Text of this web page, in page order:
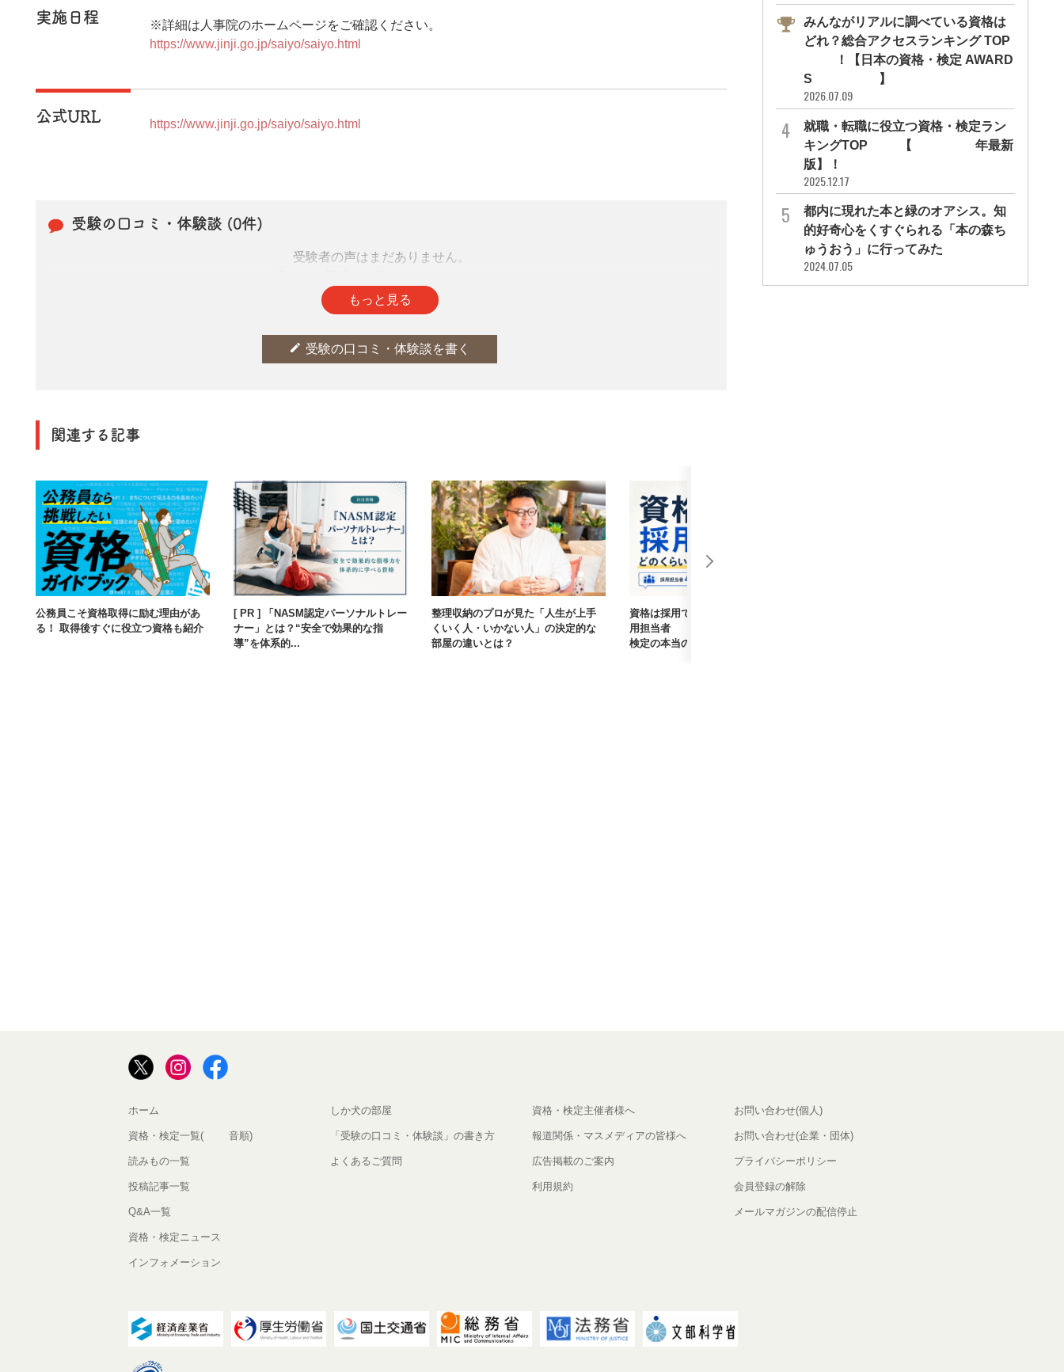
実施日程
※詳細は人事院のホームページをご確認ください。
https://www.jinji.go.jp/saiyo/saiyo.html
公式URL https://www.jinji.go.jp/saiyo/saiyo.html
受験の口コミ・体験談 (0件)
受験者の声はまだありません。
もっと見る
edit 受験の口コミ・体験談を書く
関連する記事
公務員こそ資格取得に励む理由があ
る！ 取得後すぐに役立つ資格も紹介
[ PR ] 「NASM認定パーソナルトレー
ナー」とは？“安全で効果的な指
導”を体系的...
整理収納のプロが見た「人生が上手
くいく人・いかない人」の決定的な
部屋の違いとは？
資格は採用で本当に評価される？採
用担当者405人に聞いた、資格・
検定の本当の価値【まな...
みんながリアルに調べている資格は
どれ？総合アクセスランキング TOP
10！【日本の資格・検定 AWARD
S 2026】
2026.07.09
就職・転職に役立つ資格・検定ラン
キングTOP30【2026年最新
版】！
2025.12.17
都内に現れた本と緑のオアシス。知
的好奇心をくすぐられる「本の森ち
ゅうおう」に行ってみた
2024.07.05
ホーム
資格・検定一覧(50音順)
読みもの一覧
投稿記事一覧
Q&A一覧
資格・検定ニュース
インフォメーション
しか犬の部屋
「受験の口コミ・体験談」の書き方
よくあるご質問
資格・検定主催者様へ
報道関係・マスメディアの皆様へ
広告掲載のご案内
利用規約
お問い合わせ(個人)
お問い合わせ(企業・団体)
プライバシーポリシー
会員登録の解除
メールマガジンの配信停止